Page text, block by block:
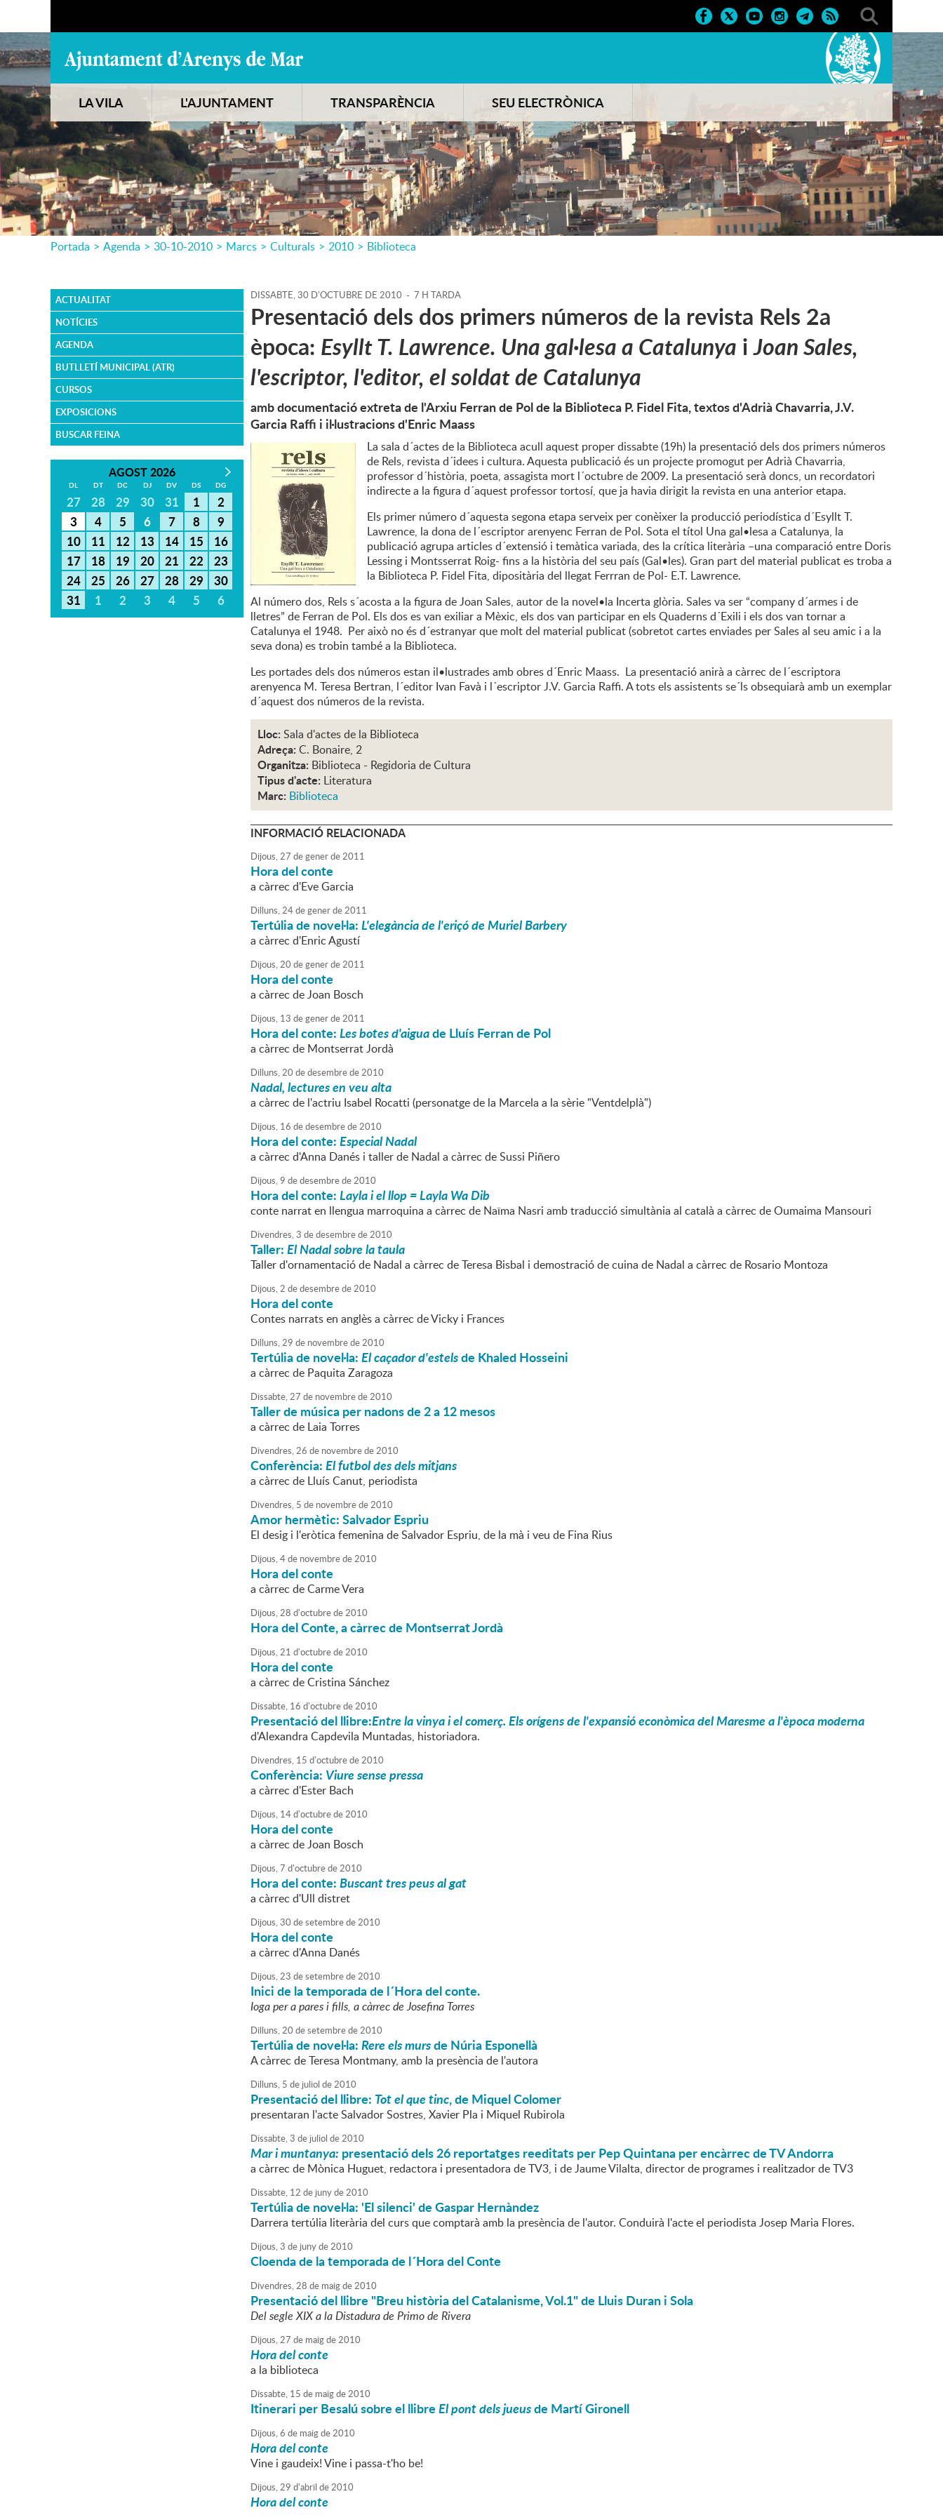
LA VILA L'AJUNTAMENT TRANSPARÈNCIA SEU ELECTRÒNICA
Portada > Agenda > 30-10-2010 > Marcs > Culturals > 2010 > Biblioteca
ACTUALITAT
NOTÍCIES
AGENDA
BUTLLETÍ MUNICIPAL (ATR)
CURSOS
EXPOSICIONS
BUSCAR FEINA
AGOST 2026
DL DT DC DJ DV DS DG
27 28 29 30 31 1
2
3
4 5 6 7 8
9
10
11 12 13 14 15
16
17
18 19 20 21 22
23
24
25 26 27 28 29
30
31
1 2 3 4 5 6
DISSABTE,30 D'OCTUBRE DE 2010 - 7 H TARDA
Presentació dels dos primers números de la revista Rels 2a
època: Esyllt T. Lawrence. Una gal·lesa a Catalunya iJoan Sales,
l'escriptor, l'editor, el soldat de Catalunya
amb documentació extreta de l'Arxiu Ferran de Pol de la Biblioteca P. Fidel Fita, textos d'Adrià Chavarria, J.V.
Garcia Raffi i il·lustracions d'Enric Maass
La sala d´actes de la Biblioteca acull aquest proper dissabte (19h) la presentació dels dos primers números
de Rels, revista d´idees i cultura. Aquesta publicació és un projecte promogut per Adrià Chavarria,
professor d´història, poeta, assagista mort l´octubre de 2009. La presentació serà doncs, un recordatori
indirecte a la figura d´aquest professor tortosí, que ja havia dirigit la revista en una anterior etapa.
Els primer número d´aquesta segona etapa serveix per conèixer la producció periodística d´Esyllt T.
Lawrence, la dona de l´escriptor arenyenc Ferran de Pol. Sota el títol Una gal•lesa a Catalunya, la
publicació agrupa articles d´extensió i temàtica variada, des la crítica literària –una comparació entre Doris
Lessing i Montsserrat Roig- fins a la història del seu país (Gal•les). Gran part del material publicat es troba a
la Biblioteca P. Fidel Fita, dipositària del llegat Ferrran de Pol- E.T. Lawrence.
Al número dos, Rels s´acosta a la figura de Joan Sales, autor de la novel•la Incerta glòria. Sales va ser “company d´armes i de
lletres” de Ferran de Pol. Els dos es van exiliar a Mèxic, els dos van participar en els Quaderns d´Exili i els dos van tornar a
Catalunya el 1948. Per això no és d´estranyar que molt del material publicat (sobretot cartes enviades per Sales al seu amic i a la
seva dona) es trobin també a la Biblioteca.
Les portades dels dos números estan il•lustrades amb obres d´Enric Maass. La presentació anirà a càrrec de l´escriptora
arenyenca M. Teresa Bertran, l´editor Ivan Favà i l´escriptor J.V. Garcia Raffi. A tots els assistents se´ls obsequiarà amb un exemplar
d´aquest dos números de la revista.
Lloc: Sala d'actes de la Biblioteca
Adreça: C. Bonaire, 2
Organitza: Biblioteca - Regidoria de Cultura
Tipus d'acte: Literatura
Marc: Biblioteca
INFORMACIÓ RELACIONADA
Dijous,27 degenerde2011
Hora del conte
a càrrec d'Eve Garcia
Dilluns,24degenerde2011
Tertúlia de novel·la:L'elegància de l'eriçó de Muriel Barbery
a càrrec d'Enric Agustí
Dijous,20 degenerde2011
Hora del conte
a càrrec de Joan Bosch
Dijous, 13 degenerde2011
Hora del conte:Les botes d'aiguade Lluís Ferran de Pol
a càrrec de Montserrat Jordà
Dilluns,20 dedesembrede2010
Nadal, lectures en veu alta
a càrrec de l'actriu Isabel Rocatti (personatge de la Marcela a la sèrie "Ventdelplà")
Dijous, 16 dedesembrede2010
Hora del conte:Especial Nadal
a càrrec d'Anna Danés i taller de Nadal a càrrec de Sussi Piñero
Dijous,9 dedesembrede2010
Hora del conte:Layla i el llop = Layla Wa Dib
conte narrat en llengua marroquina a càrrec de Naïma Nasri amb traducció simultània al català a càrrec de Oumaima Mansouri
Divendres,3 dedesembrede2010
Taller:El Nadal sobre la taula
Taller d'ornamentació de Nadal a càrrec de Teresa Bisbal i demostració de cuina de Nadal a càrrec de Rosario Montoza
Dijous,2 dedesembrede2010
Hora del conte
Contes narrats en anglès a càrrec de Vicky i Frances
Dilluns,29 de novembrede2010
Tertúlia de novel·la:El caçador d'estelsde Khaled Hosseini
a càrrec de Paquita Zaragoza
Dissabte,27 de novembrede2010
Taller de música per nadons de 2 a 12 mesos
a càrrec de Laia Torres
Divendres,26 de novembrede2010
Conferència:El futbol des dels mitjans
a càrrec de Lluís Canut, periodista
Divendres, 5 de novembrede2010
Amor hermètic: Salvador Espriu
El desig i l'eròtica femenina de Salvador Espriu, de la mà i veu de Fina Rius
Dijous,4de novembrede2010
Hora del conte
a càrrec de Carme Vera
Dijous,28 d'octubrede2010
Hora del Conte, a càrrec de Montserrat Jordà
Dijous,21 d'octubrede2010
Hora del conte
a càrrec de Cristina Sánchez
Dissabte, 16 d'octubrede2010
Presentació del llibre:Entre la vinya i el comerç. Els orígens de l'expansió econòmica del Maresme a l'època moderna
d'Alexandra Capdevila Muntadas, historiadora.
Divendres, 15 d'octubrede2010
Conferència: Viure sense pressa
a càrrec d'Ester Bach
Dijous, 14d'octubrede2010
Hora del conte
a càrrec de Joan Bosch
Dijous,7 d'octubrede2010
Hora del conte:Buscant tres peus al gat
a càrrec d'Ull distret
Dijous,30 desetembrede2010
Hora del conte
a càrrec d'Anna Danés
Dijous,23 desetembrede2010
Inici de la temporada de l´Hora del conte.
Ioga per a pares i fills, a càrrec de Josefina Torres
Dilluns,20 desetembrede2010
Tertúlia de novel·la:Rere els mursde Núria Esponellà
A càrrec de Teresa Montmany, amb la presència de l'autora
Dilluns, 5 de juliol de2010
Presentació del llibre: Tot el que tinc, de Miquel Colomer
presentaran l'acte Salvador Sostres, Xavier Pla i Miquel Rubirola
Dissabte,3 de juliol de2010
Mar i muntanya: presentació dels 26 reportatges reeditats per Pep Quintana per encàrrec de TV Andorra
a càrrec de Mònica Huguet, redactora i presentadora de TV3, i de Jaume Vilalta, director de programes i realitzador de TV3
Dissabte, 12 de junyde2010
Tertúlia de novel·la: 'El silenci' de Gaspar Hernàndez
Darrera tertúlia literària del curs que comptarà amb la presència de l'autor. Conduirà l'acte el periodista Josep Maria Flores.
Dijous,3 de junyde2010
Cloenda de la temporada de l´Hora del Conte
Divendres,28 de maigde2010
Presentació del llibre "Breu història del Catalanisme, Vol.1" de Lluis Duran i Sola
Del segle XIX a la Distadura de Primo de Rivera
Dijous,27 de maigde2010
Hora del conte
a la biblioteca
Dissabte, 15 de maigde2010
Itinerari per Besalú sobre el llibreEl pont dels jueusde Martí Gironell
Dijous,6 de maigde2010
Hora del conte
Vine i gaudeix! Vine i passa-t'ho be!
Dijous,29 d'abril de2010
Hora del conte